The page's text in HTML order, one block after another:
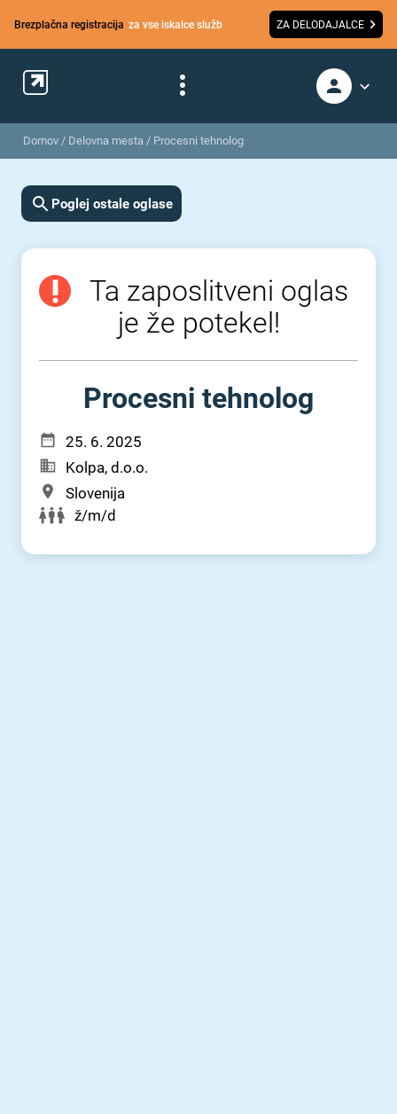
Brezplačna registracija za vse iskalce služb ZA DELODAJALCE
Domov / Delovna mesta / Procesni tehnolog
Poglej ostale oglase
Ta zaposlitveni oglas
je že potekel!
Procesni tehnolog
25. 6. 2025
Kolpa, d.o.o.
Slovenija
ž/m/d